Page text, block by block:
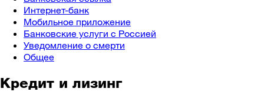
Интернет-банк
Мобильное приложение
Банковские услуги с Россией
Уведомление о смерти
Общее
Кредит и лизинг